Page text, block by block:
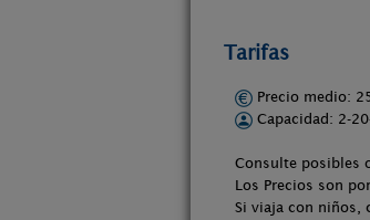
Tarifas
Precio medio:
Capacidad: 2-
Consulte posibles
Los Precios son
Si viaja con niños,